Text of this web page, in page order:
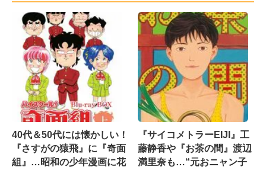
40代＆50代には懐かしい！
『さすがの猿飛』に『奇面
組』…昭和の少年漫画に花
『サイコメトラーEIJI』工
藤静香や『お茶の間』渡辺
満里奈も…“元おニャン子